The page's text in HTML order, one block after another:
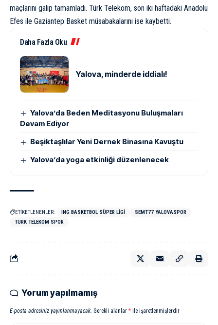
maçlarını galip tamamladı. Türk Telekom, son iki haftadaki Anadolu
Efes ile Gaziantep Basket müsabakalarını ise kaybetti.
Daha Fazla Oku
Yalova, minderde iddialı!
Yalova’da Beden Meditasyonu Buluşmaları
Devam Ediyor
Beşiktaşlılar Yeni Dernek Binasına Kavuştu
Yalova’da yoga etkinliği düzenlenecek
ETİKETLENENLER: ING BASKETBOL SÜPER LIGI
SEMT77 YALOVASPOR
TÜRK TELEKOM SPOR
Yorum yapılmamış
E-posta adresiniz yayınlanmayacak. Gerekli alanlar * ile işaretlenmişlerdir